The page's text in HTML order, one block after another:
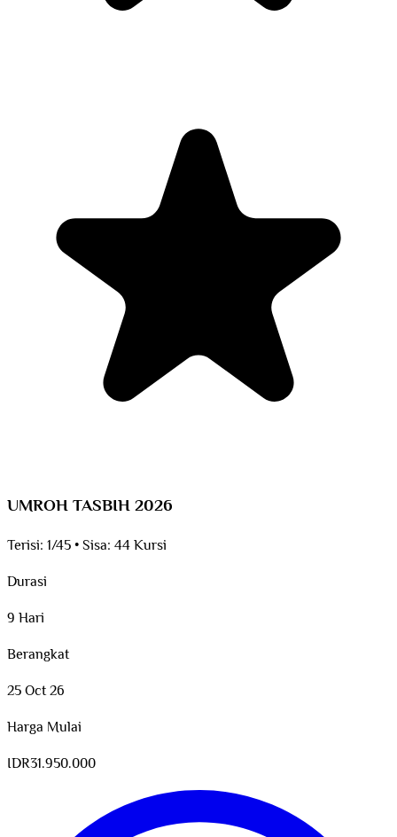
UMROH TASBIH 2026
Terisi: 1/45•Sisa: 44 Kursi
Durasi
9 Hari
Berangkat
25 Oct 26
Harga Mulai
IDR31.950.000